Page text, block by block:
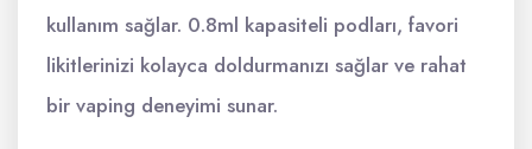
kullanım sağlar. 0.8ml kapasiteli podları, favori
likitlerinizi kolayca doldurmanızı sağlar ve rahat
bir vaping deneyimi sunar.